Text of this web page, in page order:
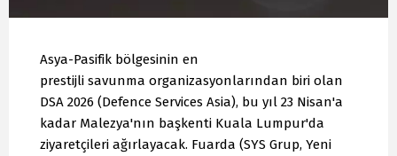
Asya-Pasifik bölgesinin en
prestijli savunma organizasyonlarından biri olan
DSA 2026 (Defence Services Asia), bu yıl 23 Nisan'a
kadar Malezya'nın başkenti Kuala Lumpur'da
ziyaretçileri ağırlayacak. Fuarda (SYS Grup, Yeni